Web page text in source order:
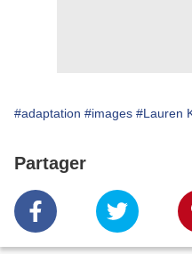
#adaptation #images #Lauren
Partager